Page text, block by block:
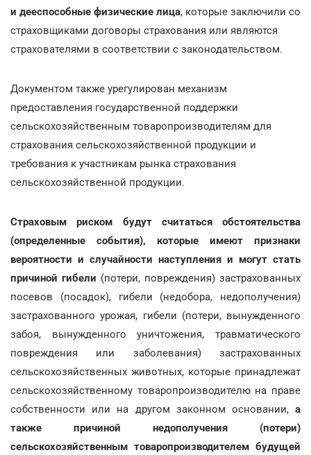
и дееспособные физические лица, которые заключили со
страховщиками договоры страхования или являются
страхователями в соответствии с законодательством.
Документом также урегулирован механизм
предоставления государственной поддержки
сельскохозяйственным товаропроизводителям для
страхования сельскохозяйственной продукции и
требования к участникам рынка страхования
сельскохозяйственной продукции.
Страховым риском будут считаться обстоятельства
(определенные события), которые имеют признаки
вероятности и случайности наступления и могут стать
причиной гибели (потери, повреждения) застрахованных
посевов (посадок), гибели (недобора, недополучения)
застрахованного урожая, гибели (потери, вынужденного
забоя, вынужденного уничтожения, травматического
повреждения или заболевания) застрахованных
сельскохозяйственных животных, которые принадлежат
сельскохозяйственному товаропроизводителю на праве
собственности или на другом законном основании, а
также причиной недополучения (потери)
сельскохозяйственным товаропроизводителем будущей